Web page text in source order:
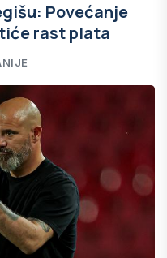
Povećanje
rast plata